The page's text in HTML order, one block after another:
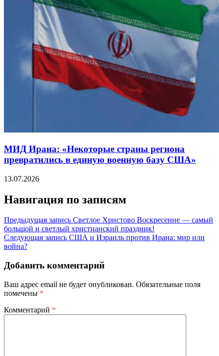
МИД Ирана: «Некоторые страны региона
превратились в единую военную базу США»
13.07.2026
Навигация по записям
Предыдущая запись Светлое Христово Воскресение — самый
большой и светлый христианский праздник!
Следующая запись США и Израиль против Ирана: мир или
война?
Добавить комментарий
Ваш адрес email не будет опубликован. Обязательные поля
помечены *
Комментарий *